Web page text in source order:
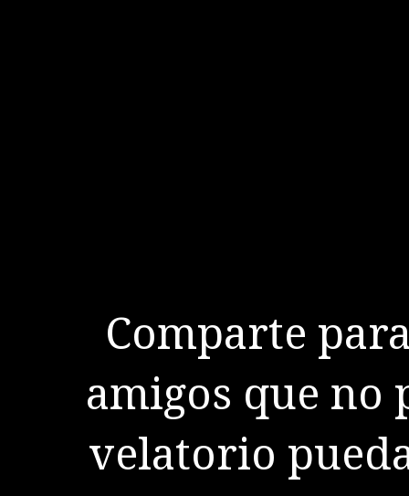
Comparte
amigos que
velatorio